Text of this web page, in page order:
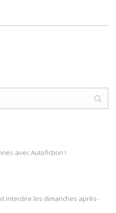
avec Autofiction !
interdire les dimanches après-